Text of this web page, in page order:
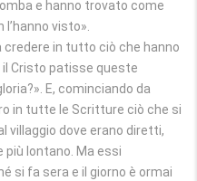
e hanno trovato come
visto».
credere in tutto ciò che hanno
Cristo patisse queste
E, cominciando da
in tutte le Scritture ciò che si
villaggio dove erano diretti,
più lontano. Ma essi
si fa sera e il giorno è ormai